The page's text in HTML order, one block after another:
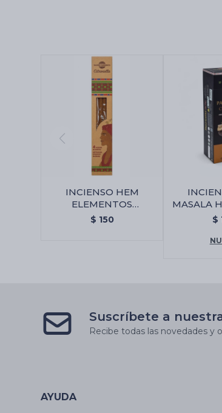
INCIENSO HEM
ELEMENTOS
SAGRADOS JUMBO -
$ 150
MASALA
X6 - Palo$
Suscríbete a
Recibe todas las novedades y
AYUDA